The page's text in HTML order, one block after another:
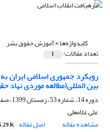
کلیدواژه‌ها =آموزش حقوق بشر
تعداد مقالات: 1
رویکرد جمهوری اسلامی ایران
بین المللی(مطالعه موردی نهاد
دوره 14، شماره 53، زمستان 1399، صفحه
علی غلامعلی
مشاهده مقاله
اصل مقاله K